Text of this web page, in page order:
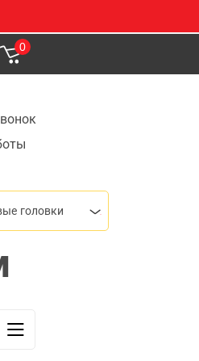
0
головки